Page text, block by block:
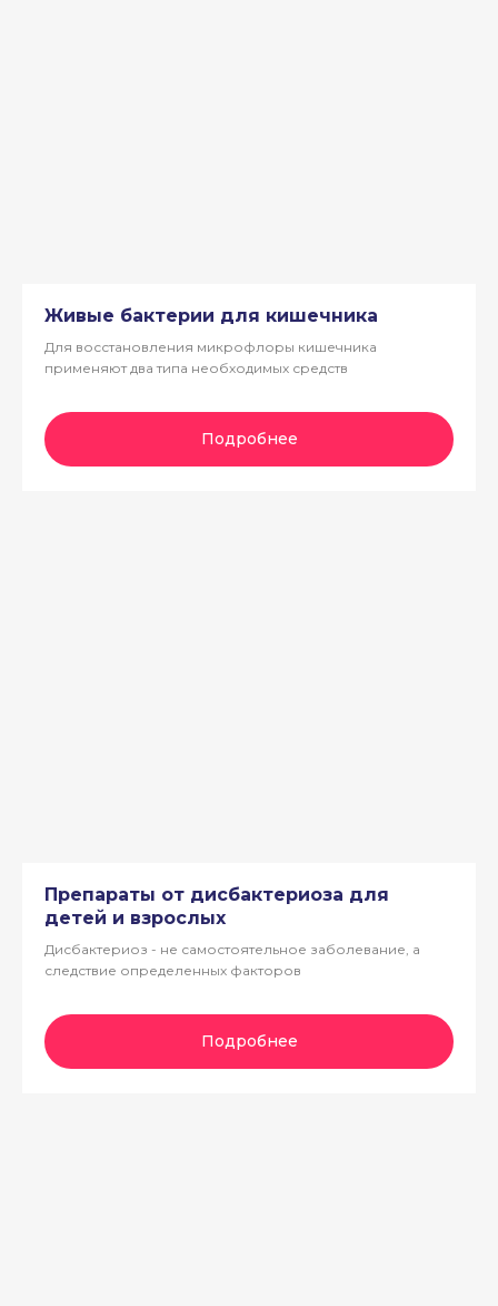
Живые бактерии для кишечника
Для восстановления микрофлоры кишечника
применяют два типа необходимых средств
Подробнее
Препараты от дисбактериоза для
детей и взрослых
Дисбактериоз - не самостоятельное заболевание, а
следствие определенных факторов
Подробнее